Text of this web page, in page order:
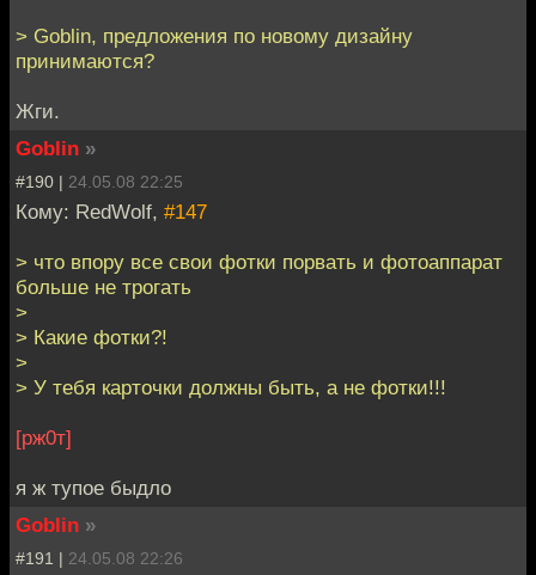
> Goblin, предложения по новому дизайну
принимаются?
Жги.
Goblin »
#190 | 24.05.08 22:25
Кому: RedWolf, #147
> что впору все свои фотки порвать и фотоаппарат
больше не трогать
>
> Какие фотки?!
>
> У тебя карточки должны быть, а не фотки!!!
[рж0т]
я ж тупое быдло
Goblin »
#191 | 24.05.08 22:26